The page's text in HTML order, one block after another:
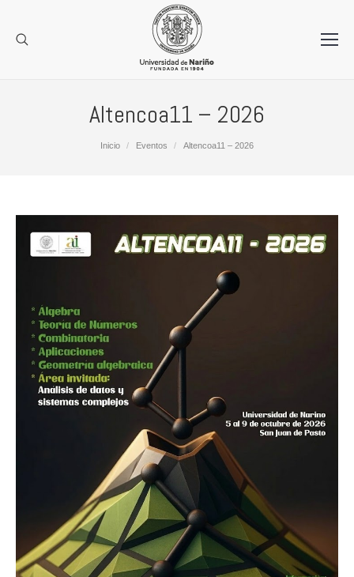
Altencoa11 – 2026
Inicio Eventos Altencoa11 – 2026